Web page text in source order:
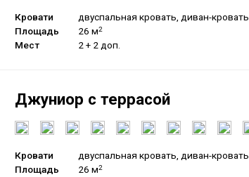
Кровати
двуспальная кровать, диван-кровать
Площадь
26 м2
Мест 2 + 2 доп.
Джуниор с террасой
Кровати
двуспальная кровать, диван-кровать
Площадь
26 м2